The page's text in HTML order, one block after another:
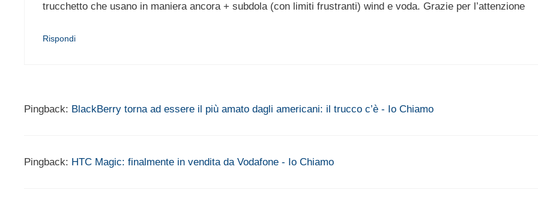
trucchetto che usano in maniera ancora + subdola (con limiti frustranti) wind e voda. Grazie per l’attenzione
Rispondi
Pingback: BlackBerry torna ad essere il più amato dagli americani: il trucco c’è - Io Chiamo
Pingback: HTC Magic: finalmente in vendita da Vodafone - Io Chiamo